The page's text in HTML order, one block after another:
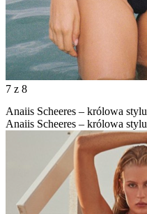
7 z 8
Anaiis Scheeres – królowa stylu
Anaiis Scheeres – królowa stylu